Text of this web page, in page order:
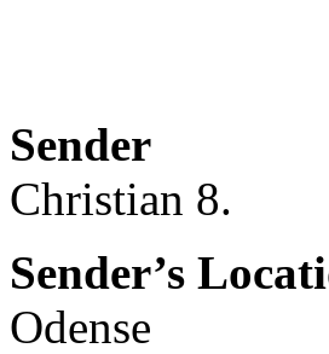
Sender
Christian 8.
Sender’s
Odense